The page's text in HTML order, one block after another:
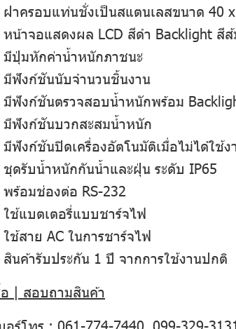
ฝาครอบแท่นชั่งเป็นสแตนเลสขนาด 40
หน้าจอแสดงผล LCD สีดำ Backlight สี
มีปุ่มหักค่าน้ำหนักภาชนะ
มีฟังก์ชันนับจำนวนชิ้นงาน
มีฟังก์ชันตรวจสอบน้ำหนักพร้อม
มีฟังก์ชันบวกสะสมน้ำหนัก
มีฟังก์ชันปิดเครื่องอัตโนมัติเมื่อไม่ได้ใช้ง
ชุดรับน้ำหนักกันน้ำและฝุ่น ระดับ IP65
พร้อมช่องต่อ RS-232
ใช้แบตเตอรี่แบบชาร์จไฟ
ใช้สาย AC ในการชาร์จไฟ
สินค้ารับประกัน 1 ปี จากการใช้งานปกติ
| สอบถามสินค้า
อร์โทร : 061-774-7440, 099-329-3131